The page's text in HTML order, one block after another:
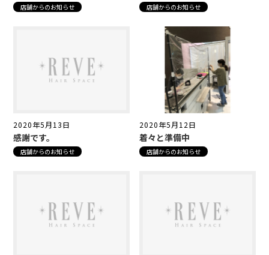
店舗からのお知らせ 店舗からのお知らせ
2020年5月13日
感謝です。
店舗からのお知らせ
2020年5月12日
着々と準備中
店舗からのお知らせ